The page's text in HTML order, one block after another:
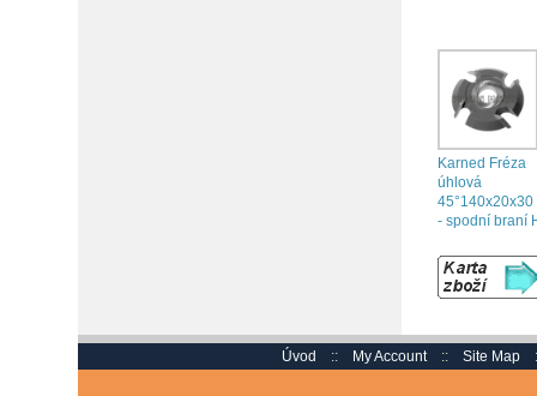
Karned Fréza
úhlová
45°140x20x30
- spodní braní
Úvod :: My Account :: Site Map